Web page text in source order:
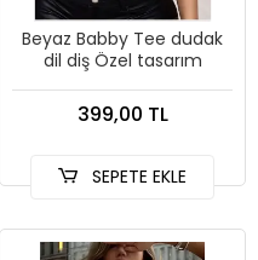
Beyaz Babby Tee dudak
dil diş Özel tasarım
399,00 TL
SEPETE EKLE